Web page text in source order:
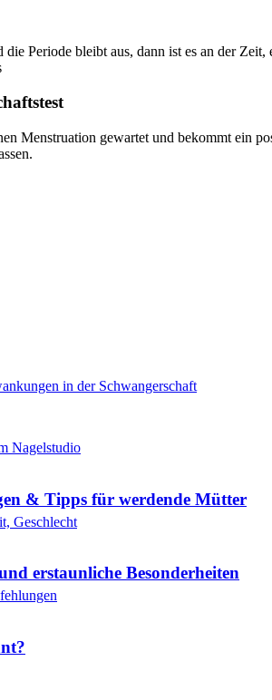
Periode bleibt aus, dann ist es an der Zeit,
Menstruation gewartet und bekommt ein
& Tipps für werdende Mütter
erstaunliche Besonderheiten